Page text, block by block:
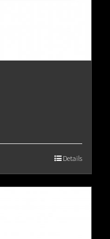
Details